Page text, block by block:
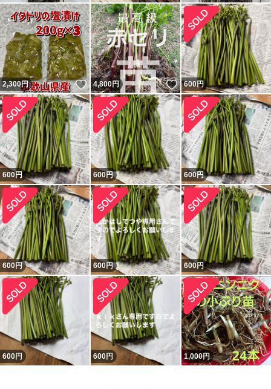
2,300円 いいね！
4,800円 いいね！
600円
600円 600円 600円
600円 600円 600円
600円 600円 1,000円